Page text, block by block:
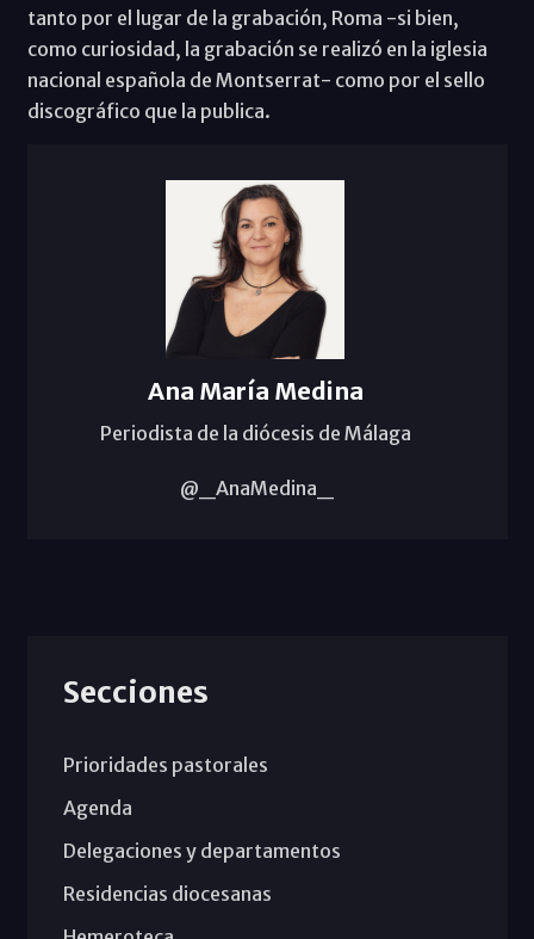
tanto por el lugar de la grabación, Roma -si bien,
como curiosidad, la grabación se realizó en la iglesia
nacional española de Montserrat- como por el sello
discográfico que la publica.
Ana María Medina
Periodista de la diócesis de Málaga
@_AnaMedina_
Secciones
Prioridades pastorales
Agenda
Delegaciones y departamentos
Residencias diocesanas